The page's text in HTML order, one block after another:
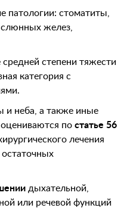
патологии: стоматиты,
желез,
степени тяжести
категория с
неба, а также иные
по статье 56
лечения
дыхательной,
или речевой функций